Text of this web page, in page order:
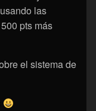
las
pts más
el sistema de